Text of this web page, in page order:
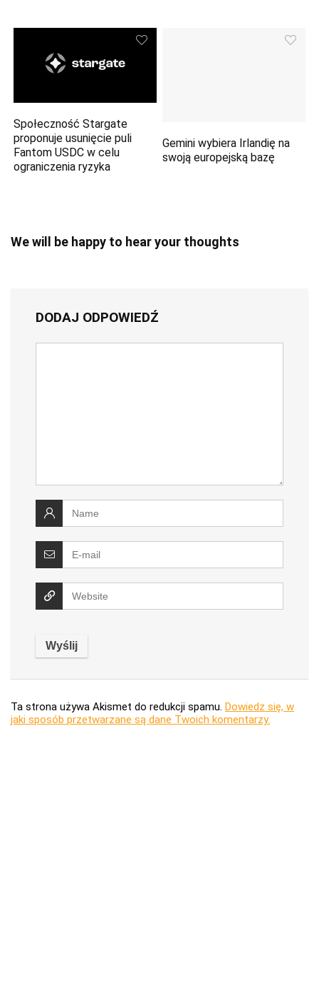
Społeczność Stargate
proponuje usunięcie puli
Fantom USDC w celu
ograniczenia ryzyka
Gemini wybiera Irlandię na
swoją europejską bazę
We will be happy to hear your thoughts
DODAJ ODPOWIEDŹ
Ta strona używa Akismet do redukcji spamu. Dowiedz się, w
jaki sposób przetwarzane są dane Twoich komentarzy.